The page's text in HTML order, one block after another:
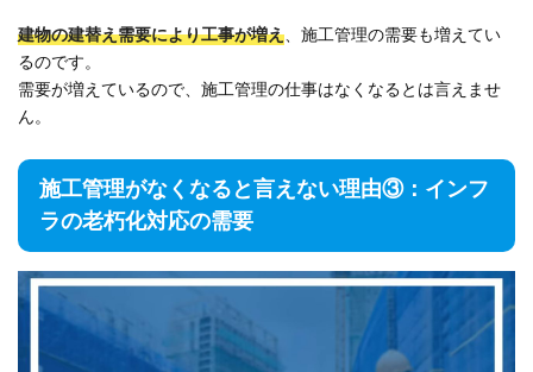
建物の建替え需要により工事が増え、施工管理の需要も増えてい
るのです。
需要が増えているので、施工管理の仕事はなくなるとは言えませ
ん。
施工管理がなくなると言えない理由③：インフ
ラの老朽化対応の需要